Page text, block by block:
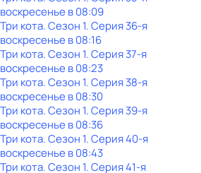
воскресенье в08:09
Три кота. Сезон 1. Серия 36-я
воскресенье в08:16
Три кота. Сезон 1. Серия 37-я
воскресенье в08:23
Три кота. Сезон 1. Серия 38-я
воскресенье в08:30
Три кота. Сезон 1. Серия 39-я
воскресенье в08:36
Три кота. Сезон 1. Серия 40-я
воскресенье в08:43
Три кота. Сезон 1. Серия 41-я